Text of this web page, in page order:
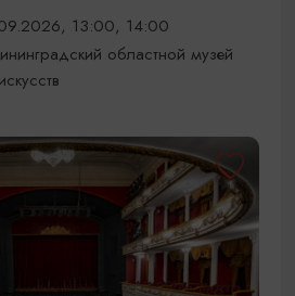
13:00, 14:00
областной музей